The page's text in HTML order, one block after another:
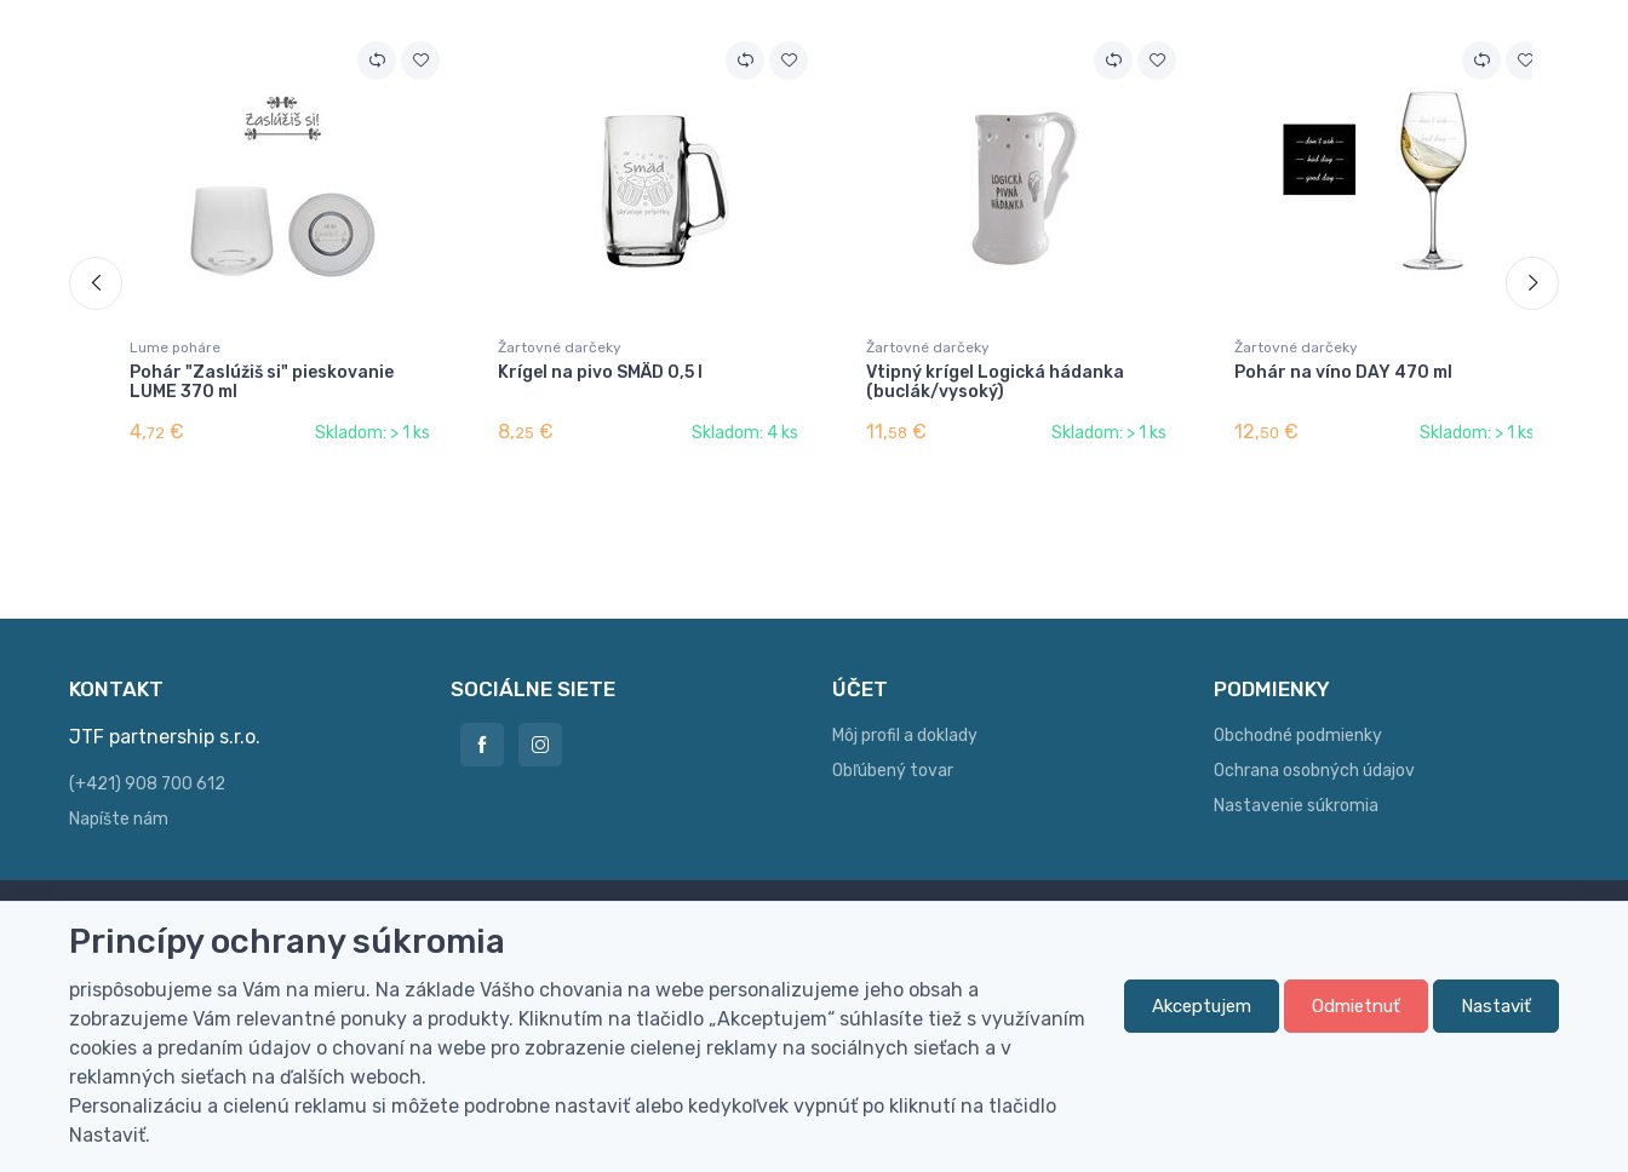
Lume poháre
Pohár "Zaslúžiš si" pieskovanie
LUME 370 ml
4,72 € Skladom: > 1 ks
Žartovné darčeky
Krígel na pivo SMÄD 0,5 l
8,25 € Skladom: 4 ks
Žartovné darčeky
Vtipný krígel Logická hádanka
(buclák/vysoký)
11,58 € Skladom: > 1 ks
Žartovné darčeky
Pohár na víno DAY 470 ml
12,50 € Skladom: > 1 ks
KONTAKT
JTF partnership s.r.o.
(+421) 908 700 612
Napíšte nám
SOCIÁLNE SIETE ÚČET
Môj profil a doklady
Obľúbený tovar
PODMIENKY
Obchodné podmienky
Ochrana osobných údajov
Nastavenie súkromia
Doprava zdarma
100 EUR (bez DPH)
prevodom alebo na dobierku
Vyrobíme Vám vlastný originálny
darček
Široký sortiment, z ktorého Vám
pomôžeme vybrať
Princípy ochrany súkromia
prispôsobujeme sa Vám na mieru. Na základe Vášho chovania na webe personalizujeme jeho obsah a
zobrazujeme Vám relevantné ponuky a produkty. Kliknutím na tlačidlo „Akceptujem“ súhlasíte tiež s využívaním
cookies a predaním údajov o chovaní na webe pro zobrazenie cielenej reklamy na sociálnych sieťach a v
reklamných sieťach na ďalších weboch.
Personalizáciu a cielenú reklamu si môžete podrobne nastaviť alebo kedykoľvek vypnúť po kliknutí na tlačidlo
Nastaviť.
Akceptujem Odmietnuť Nastaviť